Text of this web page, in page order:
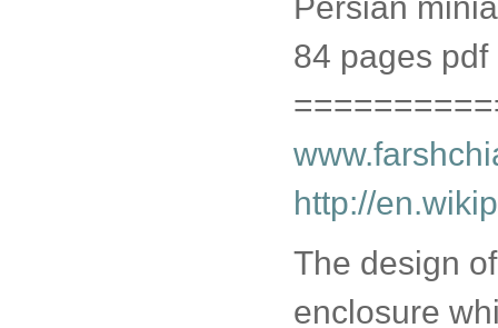
84 pages
http://
The design
enclosure